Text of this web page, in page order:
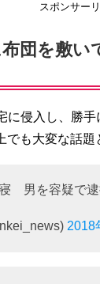
スポンサー
団を敷
に侵入し、勝
も大変な話題
寝 男を容疑で
2018